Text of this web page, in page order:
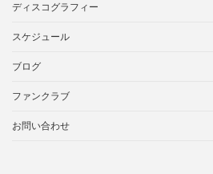
ディスコグラフィー
スケジュール
ブログ
ファンクラブ
お問い合わせ